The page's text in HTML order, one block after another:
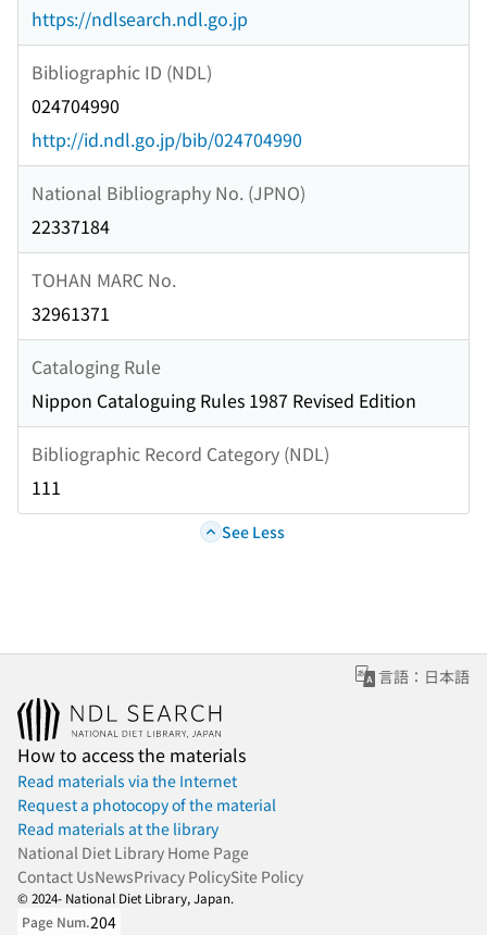
https://ndlsearch.ndl.go.jp
Bibliographic ID (NDL)
024704990
http://id.ndl.go.jp/bib/024704990
National Bibliography No. (JPNO)
22337184
TOHAN MARC No.
32961371
Cataloging Rule
Nippon Cataloguing Rules 1987 Revised Edition
Bibliographic Record Category (NDL)
111
See Less
言語：日本語
How to access the materials
Read materials via the Internet
Request a photocopy of the material
Read materials at the library
National Diet Library Home Page
Contact UsNewsPrivacy PolicySite Policy
© 2024- National Diet Library, Japan.
Page Num.204